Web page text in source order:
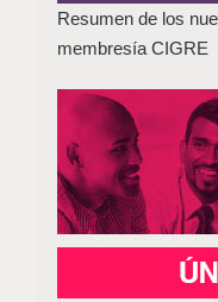
Resumen de los
membresía CIGRE